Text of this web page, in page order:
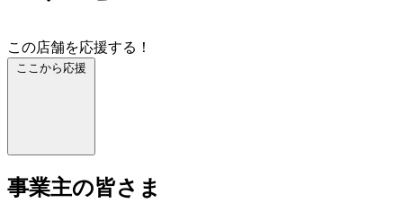
この店舗を応援する！
ここから応援
事業主の皆さま